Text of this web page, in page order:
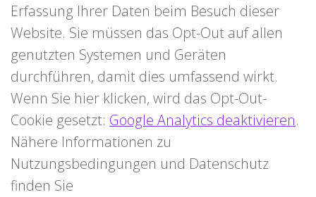
Erfassung Ihrer Daten beim Besuch dieser
Website. Sie müssen das Opt-Out auf allen
genutzten Systemen und Geräten
durchführen, damit dies umfassend wirkt.
Wenn Sie hier klicken, wird das Opt-Out-
Cookie gesetzt: Google Analytics deaktivieren.
Nähere Informationen zu
Nutzungsbedingungen und Datenschutz
finden Sie